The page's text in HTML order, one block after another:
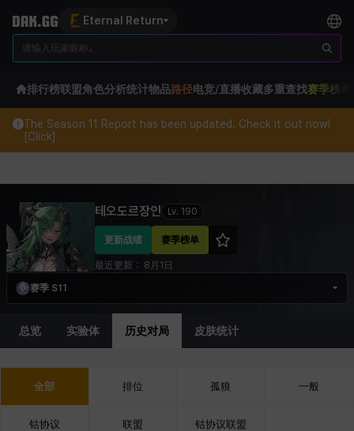
Eternal Return
排行榜联盟角色分析统计物品路径电竞/直播收藏多重查找赛季榜单
The Season 11 Report has been updated. Check it out now!
[Click]
테오도르장인
Lv. 190
更新战绩 赛季榜单
最近更新： 8月1日
赛季 S11
总览 实验体 历史对局 皮肤统计
全部 排位 孤狼 一般
钴协议 联盟 钴协议联盟